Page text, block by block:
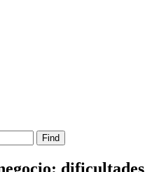
Find